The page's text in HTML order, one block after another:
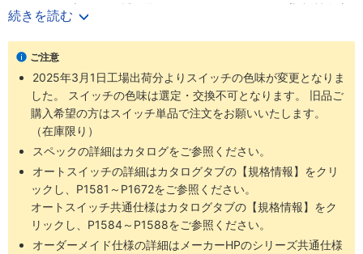
・スイッチブラケット透明化によるインジケータランプ視認性向上
・ダイレクトマウントシリンダCM2Rシリーズは、角形ロッドカバ
ーにより直接取付ができるシリンダです
・省スペースを実現
・取付精度・強度の向上
・前面取付形と底面取付形の2種類の取付形式
続きを読む
ご注意
2025年3月1日工場出荷分よりスイッチの色味が変更となりま
した。 スイッチの色味は選定・交換不可となります。 旧品ご
購入希望の方はスイッチ単品で注文をお願いいたします。
（在庫限り）
スペックの詳細はカタログをご参照ください。
オートスイッチの詳細はカタログタブの【規格情報】をクリ
ックし、P1581～P1672をご参照ください。
オートスイッチ共通仕様はカタログタブの【規格情報】をク
リックし、P1584～P1588をご参照ください。
オーダーメイド仕様の詳細はメーカーHPのシリーズ共通仕様